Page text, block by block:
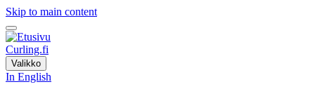
Skip to main content
Curling.fi
Valikko
In English